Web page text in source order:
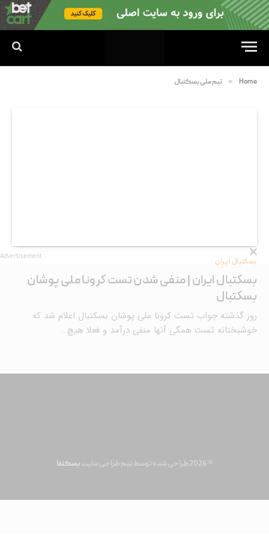
Home
» تیم ملی بسکتبال
بسکتبال ایران
بسکتبال ایران | منفی شدن تست کرونا ملی پوشان
بسکتبال
روز گذشته جواب تست کرونا ملی پوشان بسکتبال اعلام شد که
خوشبختانه تست همگی آنها منفی درآمد و فعلا هیچ…
© 2026 طراحی شده توسط تیم طراحی سایت بسکتفا
Advertisement